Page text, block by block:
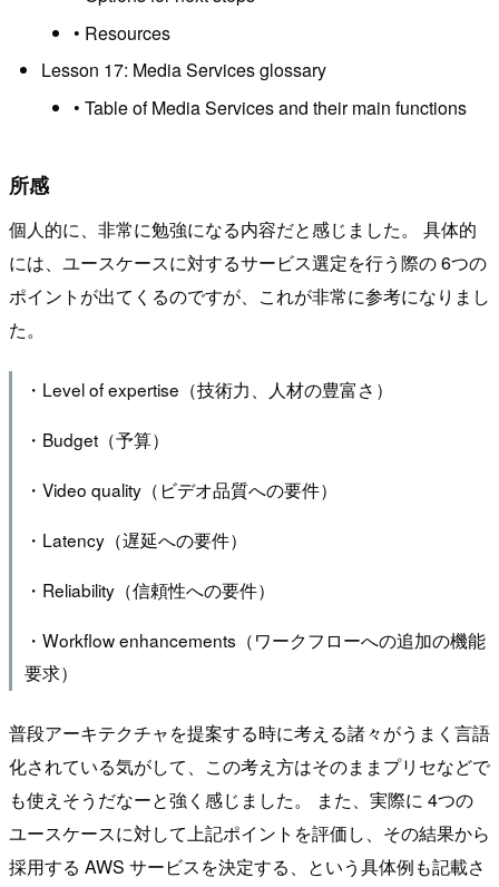
• Resources
Lesson 17: Media Services glossary
• Table of Media Services and their main functions
所感
個人的に、非常に勉強になる内容だと感じました。 具体的
には、ユースケースに対するサービス選定を行う際の 6つの
ポイントが出てくるのですが、これが非常に参考になりまし
た。
・Level of expertise（技術力、人材の豊富さ）
・Budget（予算）
・Video quality（ビデオ品質への要件）
・Latency（遅延への要件）
・Reliability（信頼性への要件）
・Workflow enhancements（ワークフローへの追加の機能
要求）
普段アーキテクチャを提案する時に考える諸々がうまく言語
化されている気がして、この考え方はそのままプリセなどで
も使えそうだなーと強く感じました。 また、実際に 4つの
ユースケースに対して上記ポイントを評価し、その結果から
採用する AWS サービスを決定する、という具体例も記載さ